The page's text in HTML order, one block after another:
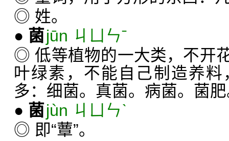
◎ 姓。
● 菌jūn ㄐㄩㄣˉ
◎ 低等植物的一大类，不开
叶绿素，不能自己制造养
多：细菌。真菌。病菌。菌
● 菌jùn ㄐㄩㄣˋ
◎ 即“蕈”。